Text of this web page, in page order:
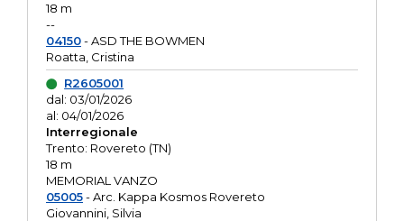
18 m
--
04150- ASD THE BOWMEN
Roatta, Cristina
R2605001
dal: 03/01/2026
al: 04/01/2026
Interregionale
Trento: Rovereto (TN)
18 m
MEMORIAL VANZO
05005- Arc. Kappa Kosmos Rovereto
Giovannini, Silvia